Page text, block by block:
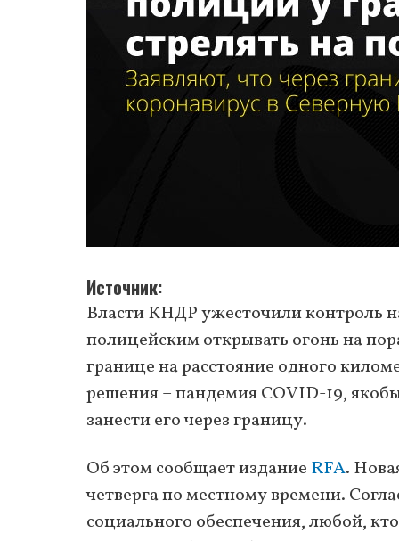
Источник
Власти КНДР ужесточили контроль
полицейским открывать огонь на
границе на расстояние одного
решения – пандемия COVID-19,
занести его через границу.
Об этом сообщает издание RFA.
четверга по местному времени.
социального обеспечения, любой,